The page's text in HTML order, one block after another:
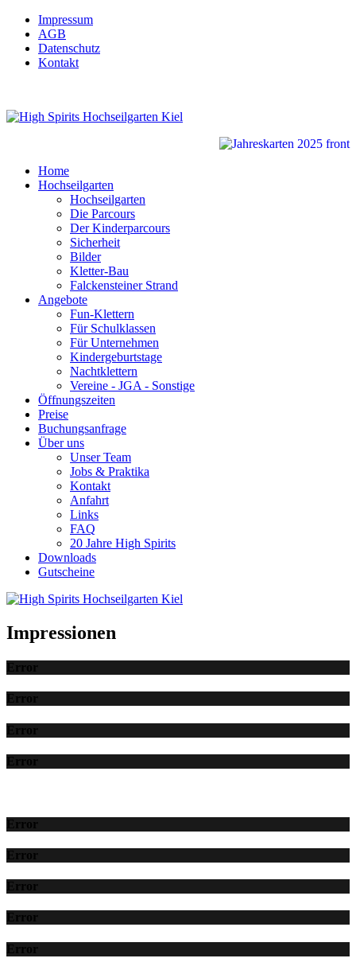
Impressum
AGB
Datenschutz
Kontakt
Home
Hochseilgarten
Hochseilgarten
Die Parcours
Der Kinderparcours
Sicherheit
Bilder
Kletter-Bau
Falckensteiner Strand
Angebote
Fun-Klettern
Für Schulklassen
Für Unternehmen
Kindergeburtstage
Nachtklettern
Vereine - JGA - Sonstige
Öffnungszeiten
Preise
Buchungsanfrage
Über uns
Unser Team
Jobs & Praktika
Kontakt
Anfahrt
Links
FAQ
20 Jahre High Spirits
Downloads
Gutscheine
Impressionen
Error
Error
Error
Error
Error
Error
Error
Error
Error